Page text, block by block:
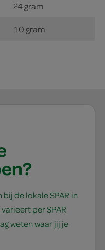
24 gram
10 gram
de lokale SPAR in
per SPAR
weten waar jij je